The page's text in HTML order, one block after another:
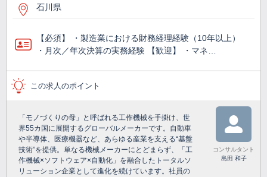
石川県
【必須】 ・製造業における財務経理経験（10年以上）
・月次／年次決算の実務経験 【歓迎】 ・マネ…
この求人のポイント
「モノづくりの母」と呼ばれる工作機械を手掛け、世
界55カ国に展開するグローバルメーカーです。自動車
や半導体、医療機器など、あらゆる産業を支える“基盤
技術”を提供。単なる機械メーカーにとどまらず、「工
作機械×ソフトウェア×自動化」を融合したトータルソ
リューション企業として進化を続けています。社員の
コンサルタント
島田 和子